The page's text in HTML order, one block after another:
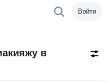
Войти
в